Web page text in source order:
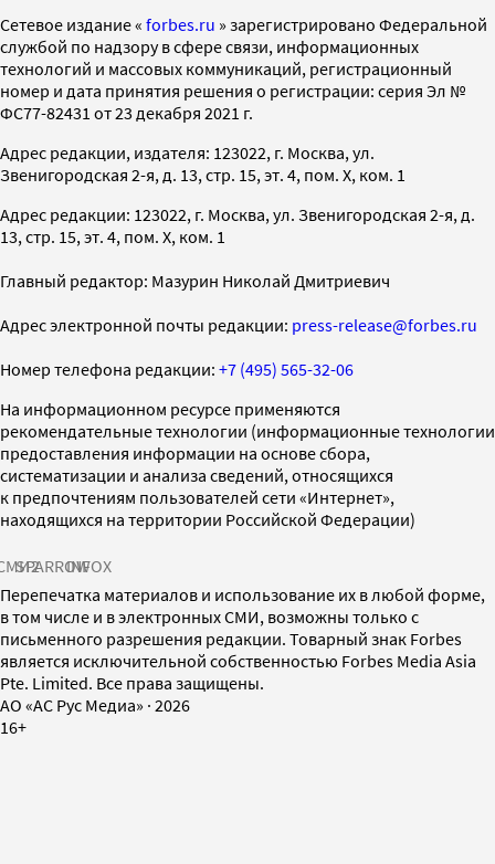
Cетевое издание « forbes.ru » зарегистрировано Федеральной
службой по надзору в сфере связи, информационных
технологий и массовых коммуникаций, регистрационный
номер и дата принятия решения о регистрации: серия Эл №
ФС77-82431 от 23 декабря 2021 г.
Адрес редакции, издателя: 123022, г. Москва, ул.
Звенигородская 2-я, д. 13, стр. 15, эт. 4, пом. X, ком. 1
Адрес редакции: 123022, г. Москва, ул. Звенигородская 2-я, д.
13, стр. 15, эт. 4, пом. X, ком. 1
Главный редактор: Мазурин Николай Дмитриевич
Адрес электронной почты редакции: press-release@forbes.ru
Номер телефона редакции: +7 (495) 565-32-06
На информационном ресурсе применяются
рекомендательные технологии (информационные технологии
предоставления информации на основе сбора,
систематизации и анализа сведений, относящихся
к предпочтениям пользователей сети «Интернет»,
находящихся на территории Российской Федерации)
SPARROWINFOX
Перепечатка материалов и использование их в любой форме,
в том числе и в электронных СМИ, возможны только с
письменного разрешения редакции. Товарный знак Forbes
является исключительной собственностью Forbes Media Asia
Pte. Limited. Все права защищены.
AO «АС Рус Медиа» · 2026
16+